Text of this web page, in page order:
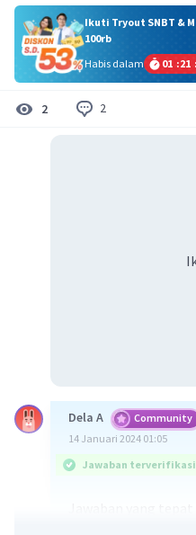
Ikuti Tryout SNBT &
100rb
Habis dalam
01 :21 :
2 2
Dela A Community
14 Januari 2024 01:05
Jawaban terverifikasi